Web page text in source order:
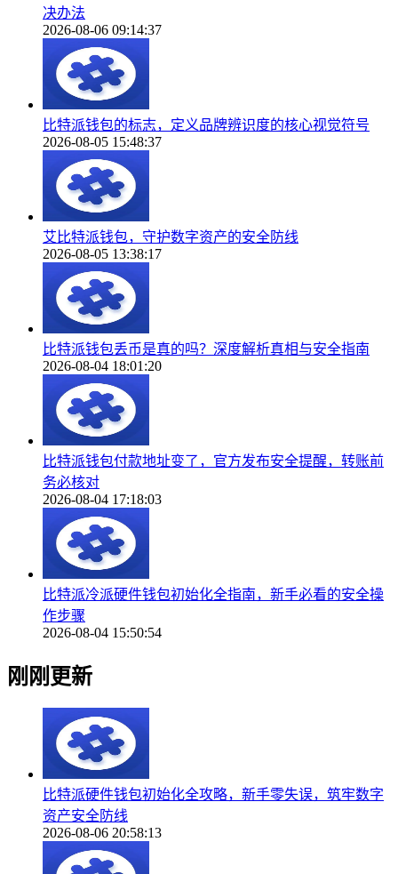
决办法
2026-08-06 09:14:37
比特派钱包的标志，定义品牌辨识度的核心视觉符号
2026-08-05 15:48:37
艾比特派钱包，守护数字资产的安全防线
2026-08-05 13:38:17
比特派钱包丢币是真的吗？深度解析真相与安全指南
2026-08-04 18:01:20
比特派钱包付款地址变了，官方发布安全提醒，转账前
务必核对
2026-08-04 17:18:03
比特派冷派硬件钱包初始化全指南，新手必看的安全操
作步骤
2026-08-04 15:50:54
刚刚更新
比特派硬件钱包初始化全攻略，新手零失误，筑牢数字
资产安全防线
2026-08-06 20:58:13